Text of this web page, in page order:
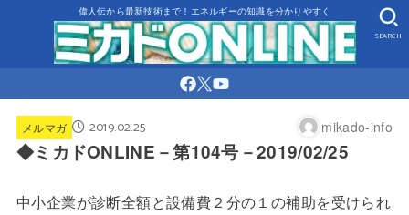
偉人伝から最新技術まで！エネルギーの知識を分かりやすく
SEARCH
メルマガ 2019.02.25 mikado-info
◆ミカドONLINE－第104号－2019/02/25
中小企業が診断全額と設備費２分の１の補助を受けられ